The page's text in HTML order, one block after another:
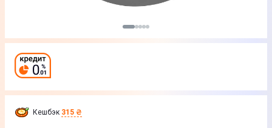
Кешбэк 315 ₴